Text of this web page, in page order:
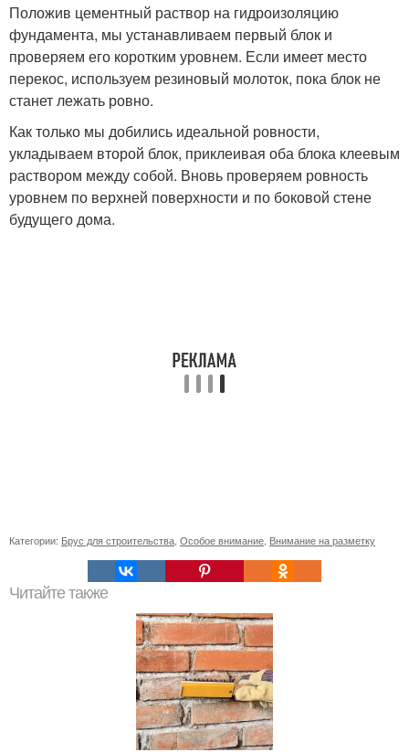
Положив цементный раствор на гидроизоляцию
фундамента, мы устанавливаем первый блок и
проверяем его коротким уровнем. Если имеет место
перекос, используем резиновый молоток, пока блок не
станет лежать ровно.
Как только мы добились идеальной ровности,
укладываем второй блок, приклеивая оба блока клеевым
раствором между собой. Вновь проверяем ровность
уровнем по верхней поверхности и по боковой стене
будущего дома.
Категории: Брус для строительства Особое внимание Внимание на разметку
Читайте также